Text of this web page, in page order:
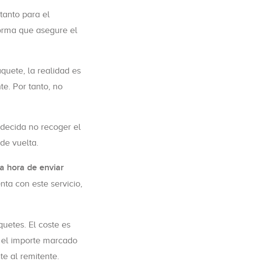
para el
que asegure el
la realidad es
Por tanto, no
no recoger el
vuelta.
hora de enviar
con este servicio,
El coste es
importe marcado
al remitente.